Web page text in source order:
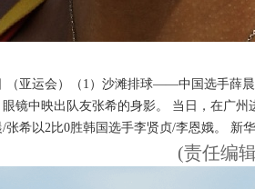
（亚运会）（1）沙滩排球——中国选手薛
镜中映出队友张希的身影。 当日，在广州
张希以2比0胜韩国选手李贤贞/李恩娥。 新
(责任编